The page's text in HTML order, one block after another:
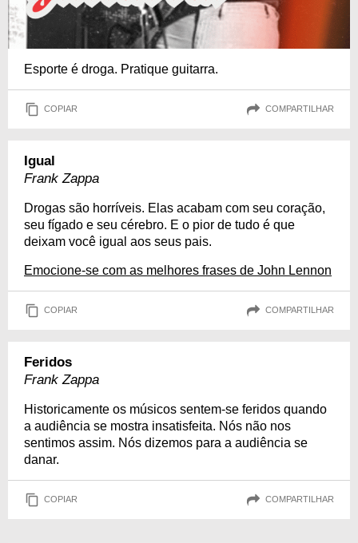
Esporte é droga. Pratique guitarra.
COPIAR COMPARTILHAR
Igual
Frank Zappa
Drogas são horríveis. Elas acabam com seu coração,
seu fígado e seu cérebro. E o pior de tudo é que
deixam você igual aos seus pais.
Emocione-se com as melhores frases de John Lennon
COPIAR COMPARTILHAR
Feridos
Frank Zappa
Historicamente os músicos sentem-se feridos quando
a audiência se mostra insatisfeita. Nós não nos
sentimos assim. Nós dizemos para a audiência se
danar.
COPIAR COMPARTILHAR